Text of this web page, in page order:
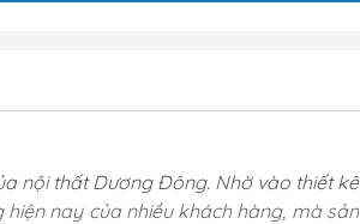
nội thất Dương Đông. Nhờ vào thiết kế
nay của nhiều khách hàng, mà sản